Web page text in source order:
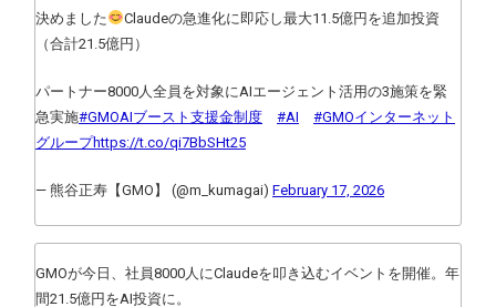
決めました
Claudeの急進化に即応し最大11.5億円を追加投資
（合計21.5億円）
パートナー8000人全員を対象にAIエージェント活用の3施策を緊
急実施#GMOAIブースト支援金制度 #AI
#GMOインターネット
グループhttps://t.co/qi7BbSHt25
— 熊谷正寿【GMO】 (@m_kumagai) February 17, 2026
GMOが今日、社員8000人にClaudeを叩き込むイベントを開催。年
間21.5億円をAI投資に。